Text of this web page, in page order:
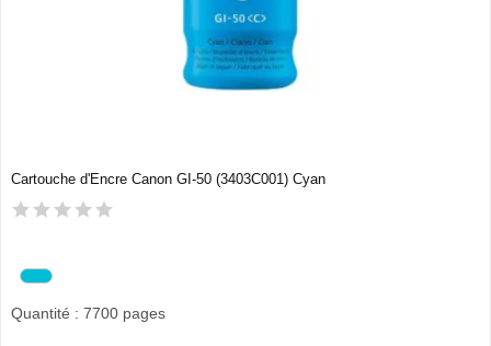
Cartouche d'Encre Canon GI-50 (3403C001) Cyan
Quantité : 7700 pages